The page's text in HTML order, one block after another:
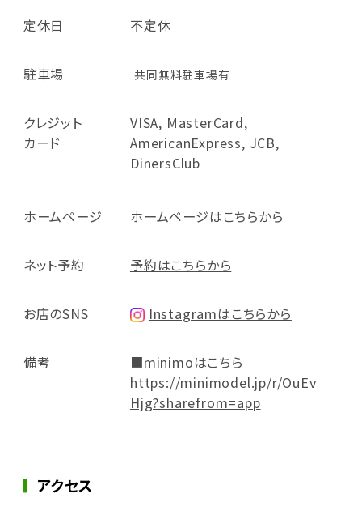
定休日 不定休
駐車場 共同無料駐車場有
クレジット
カード
VISA, MasterCard,
AmericanExpress, JCB,
DinersClub
ホームページ ホームページはこちらから
ネット予約 予約はこちらから
お店のSNS Instagramはこちらから
備考
■minimoはこちら
https://minimodel.jp/r/OuEv
Hjg?sharefrom=app
アクセス